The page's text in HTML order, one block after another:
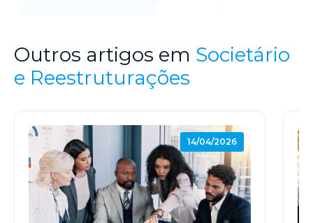
Outros artigos em Societário
e Reestruturações
14/04/2026